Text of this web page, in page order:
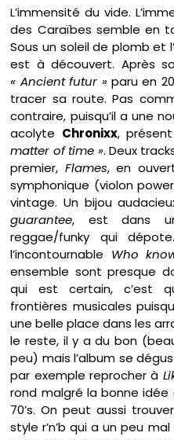
L’immensité du vide.
des Caraïbes semble en
Sous un soleil de plomb et
est à découvert. Après
« Ancient futur »paru en
tracer sa route. Pas
contraire, puisqu’il a une
acolyte Chronixx,
matter of time ». Deux
premier, Flames, en
symphonique (violon
vintage. Un bijou
guarantee, est dans
reggae/funky qui
l’incontournable Who
ensemble sont presque
qui est certain, c’est
frontières musicales
une belle place dans les
le reste, il y a du bon
peu) mais l’album se
par exemple reprocher à
rond malgré la bonne idée
70’s. On peut aussi
style r’n’b qui a un peu